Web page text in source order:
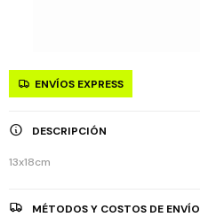
ENVÍOS EXPRESS
DESCRIPCIÓN
13x18cm
MÉTODOS Y COSTOS DE ENVÍO